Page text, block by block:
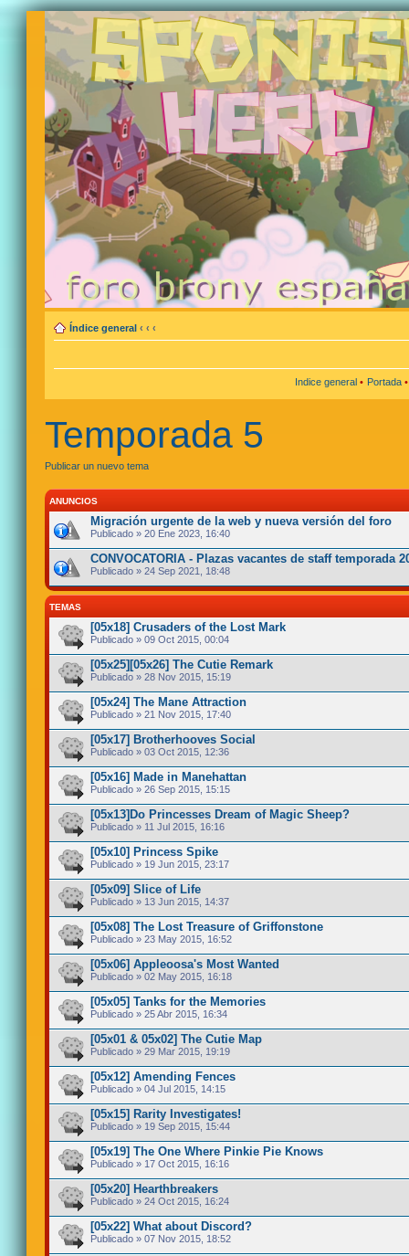
Índice general ‹ ‹ ‹
Indice general • Portada
Temporada 5
Publicar un nuevo tema
ANUNCIOS
Migración urgente de la web y nueva versión del foro
Publicado » 20 Ene 2023, 16:40
CONVOCATORIA - Plazas vacantes de staff temporada
Publicado » 24 Sep 2021, 18:48
TEMAS
[05x18] Crusaders of the Lost Mark
Publicado » 09 Oct 2015, 00:04
[05x25][05x26] The Cutie Remark
Publicado » 28 Nov 2015, 15:19
[05x24] The Mane Attraction
Publicado » 21 Nov 2015, 17:40
[05x17] Brotherhooves Social
Publicado » 03 Oct 2015, 12:36
[05x16] Made in Manehattan
Publicado » 26 Sep 2015, 15:15
[05x13]Do Princesses Dream of Magic Sheep?
Publicado » 11 Jul 2015, 16:16
[05x10] Princess Spike
Publicado » 19 Jun 2015, 23:17
[05x09] Slice of Life
Publicado » 13 Jun 2015, 14:37
[05x08] The Lost Treasure of Griffonstone
Publicado » 23 May 2015, 16:52
[05x06] Appleoosa's Most Wanted
Publicado » 02 May 2015, 16:18
[05x05] Tanks for the Memories
Publicado » 25 Abr 2015, 16:34
[05x01 & 05x02] The Cutie Map
Publicado » 29 Mar 2015, 19:19
[05x12] Amending Fences
Publicado » 04 Jul 2015, 14:15
[05x15] Rarity Investigates!
Publicado » 19 Sep 2015, 15:44
[05x19] The One Where Pinkie Pie Knows
Publicado » 17 Oct 2015, 16:16
[05x20] Hearthbreakers
Publicado » 24 Oct 2015, 16:24
[05x22] What about Discord?
Publicado » 07 Nov 2015, 18:52